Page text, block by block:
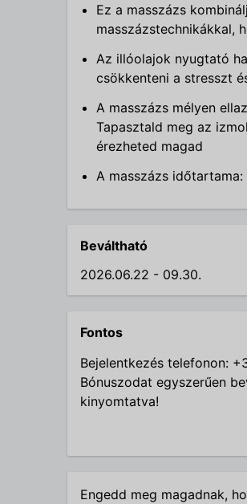
Ez a masszázs
masszázstechnikákkal,
Az illóolajok nyugtató
csökkenteni a stresszt
A masszázs mélyen
Tapasztald meg az
érezheted magad
A masszázs
Beváltható
2026.06.22 - 09.30.
Fontos
Bejelentkezés telefonon:
Bónuszodat egyszerűen
kinyomtatva!
Engedd meg magadnak,